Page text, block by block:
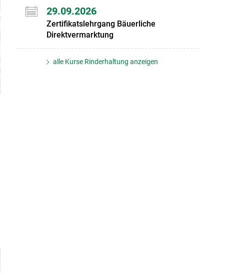
29.09.2026
Zertifikatslehrgang Bäuerliche
Direktvermarktung
alle Kurse Rinderhaltung anzeigen